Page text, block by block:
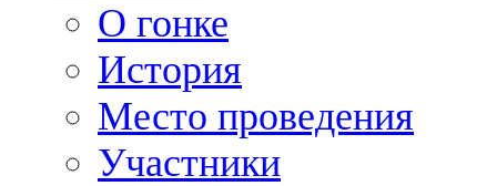
О гонке
История
Место проведения
Участники